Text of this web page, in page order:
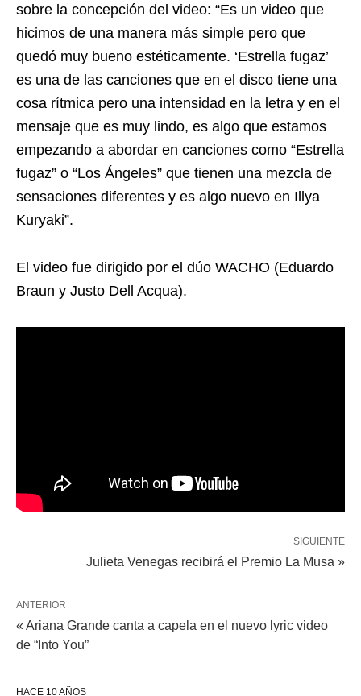
sobre la concepción del video: “Es un video que
hicimos de una manera más simple pero que
quedó muy bueno estéticamente. ‘Estrella fugaz’
es una de las canciones que en el disco tiene una
cosa rítmica pero una intensidad en la letra y en el
mensaje que es muy lindo, es algo que estamos
empezando a abordar en canciones como “Estrella
fugaz” o “Los Ángeles” que tienen una mezcla de
sensaciones diferentes y es algo nuevo en Illya
Kuryaki”.
El video fue dirigido por el dúo WACHO (Eduardo
Braun y Justo Dell Acqua).
SIGUIENTE
Julieta Venegas recibirá el Premio La Musa »
ANTERIOR
« Ariana Grande canta a capela en el nuevo lyric video
de “Into You”
HACE 10 AÑOS